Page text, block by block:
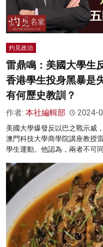
灼見政治
雷鼎鳴：美國大學生
香港學生投身黑暴是
有何歷史教訓？
作者: 本社編輯部 2024-
美國大學爆發反以巴之戰示威
澳門科技大學商學院講座教授
學生運動。他認為，兩者不可同